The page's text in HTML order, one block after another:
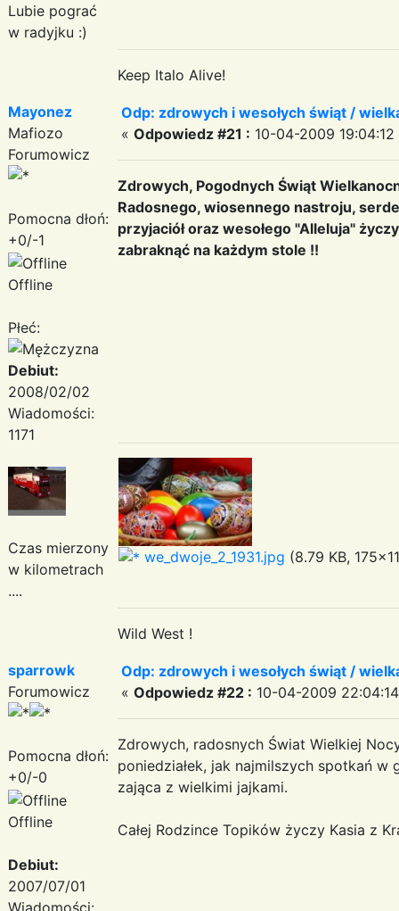
Lubie pograć
w radyjku :)
Keep Italo Alive!
Mayonez
Mafiozo
Forumowicz
Pomocna dłoń:
+0/-1
Offline
Płeć:
Debiut:
2008/02/02
Wiadomości:
1171
Czas mierzony
w kilometrach
....
Odp: zdrowych i wesołych świąt /
« Odpowiedz #21 : 10-04-2009 19:04:12
Zdrowych, Pogodnych Świąt
Radosnego, wiosennego nastroju,
przyjaciół oraz wesołego "Alleluja"
zabraknąć na każdym stole !!
we_dwoje_2_1931.jpg (8.79 KB,
Wild West !
sparrowk
Forumowicz
Pomocna dłoń:
+0/-0
Offline
Debiut:
2007/07/01
Wiadomości:
Odp: zdrowych i wesołych świąt /
« Odpowiedz #22 : 10-04-2009
Zdrowych, radosnych Świat Wielkiej
poniedziałek, jak najmilszych spotkań
zająca z wielkimi jajkami.
Całej Rodzince Topików życzy Kasia z